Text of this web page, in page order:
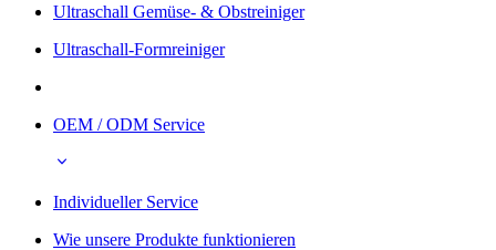
Ultraschall Gemüse- & Obstreiniger
Ultraschall-Formreiniger
OEM / ODM Service
Individueller Service
Wie unsere Produkte funktionieren